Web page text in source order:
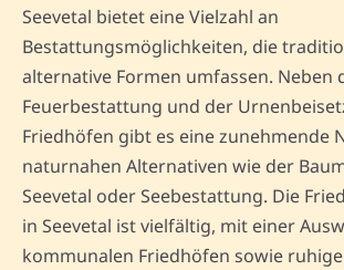
Seevetal bietet eine Vielzahl an
Bestattungsmöglichkeiten, die
alternative Formen umfassen. Neben
Feuerbestattung und der
Friedhöfen gibt es eine zunehmende
naturnahen Alternativen wie der
Seevetal oder Seebestattung. Die
in Seevetal ist vielfältig, mit einer
kommunalen Friedhöfen sowie